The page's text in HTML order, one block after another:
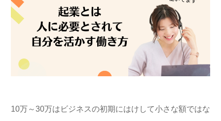
10万～30万はビジネスの初期にはけして小さな額ではな